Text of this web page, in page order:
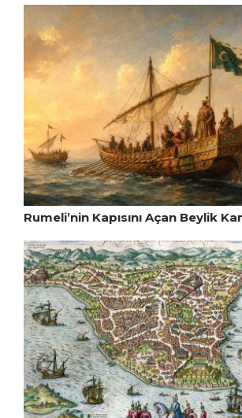
Rumeli’nin Kapısını Açan Beylik